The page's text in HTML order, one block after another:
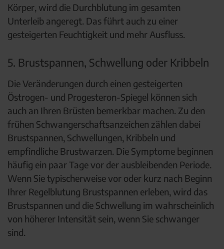
Körper, wird die Durchblutung im gesamten
Unterleib angeregt. Das führt auch zu einer
gesteigerten Feuchtigkeit und mehr Ausfluss.
5. Brustspannen, Schwellung oder Kribbeln
Die Veränderungen durch einen gesteigerten
Östrogen- und Progesteron-Spiegel können sich
auch an Ihren Brüsten bemerkbar machen. Zu den
frühen Schwangerschaftsanzeichen zählen dabei
Brustspannen, Schwellungen, Kribbeln und
empfindliche Brustwarzen. Die Symptome beginnen
häufig ein paar Tage vor der ausbleibenden Periode.
Wenn Sie typischerweise vor oder kurz nach Beginn
Ihrer Regelblutung Brustspannen erleben, wird das
Brustspannen und die Schwellung im wahrscheinlich
von höherer Intensität sein, wenn Sie schwanger
sind.